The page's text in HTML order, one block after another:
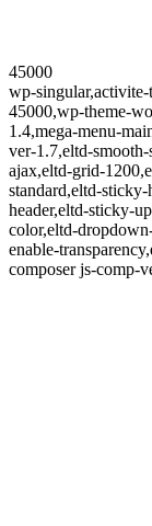
45000
wp-
45000,wp-theme-
1.4,mega-menu-
ver-1.7,eltd-
ajax,eltd-grid-
standard,eltd-
header,eltd-sticky-
color,eltd-
enable-
composer js-comp-